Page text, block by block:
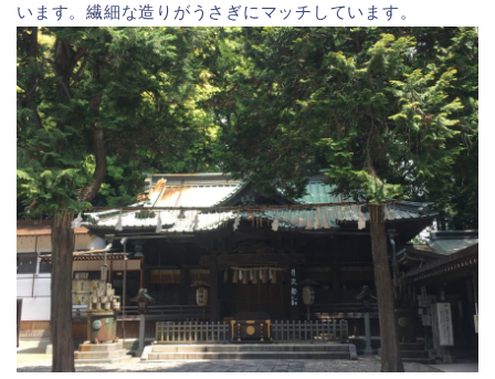
います。繊細な造りがうさぎにマッチしています。